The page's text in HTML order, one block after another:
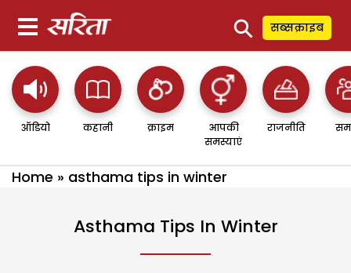
⚲ सब्सक्राइब
ऑडियो कहानी क्राइम
आपकी
समस्याएं
राजनीति
Home » asthama tips in winter
Asthama Tips In Winter